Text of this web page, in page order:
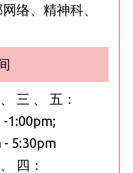
络、精神科、
三 、 五：
-1:00pm;
- 5:30pm
四：